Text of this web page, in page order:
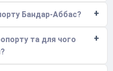
Бандар-Аббас?
та для чого